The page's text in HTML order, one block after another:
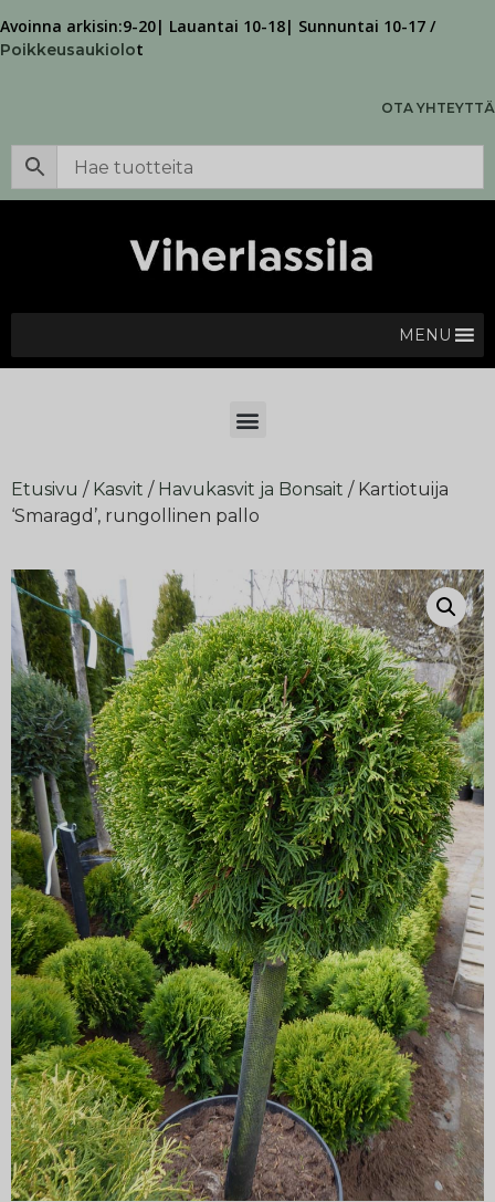
Avoinna arkisin:9-20| Lauantai 10-18| Sunnuntai 10-17 /
Poikkeusaukiolot
OTA YHTEYTTÄ
MENU
Etusivu / Kasvit / Havukasvit ja Bonsait / Kartiotuija
‘Smaragd’, rungollinen pallo